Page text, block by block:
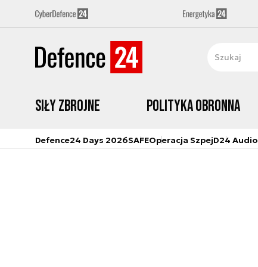
Siły zbrojne Polityka obronna
Defence24 Days 2026SAFEOperacja SzpejD24 Audio